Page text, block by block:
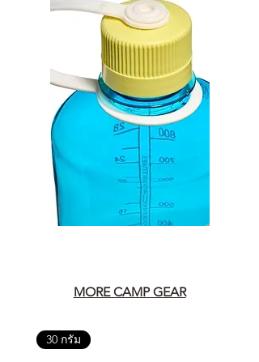
MORE CAMP GEAR
30 กรัม